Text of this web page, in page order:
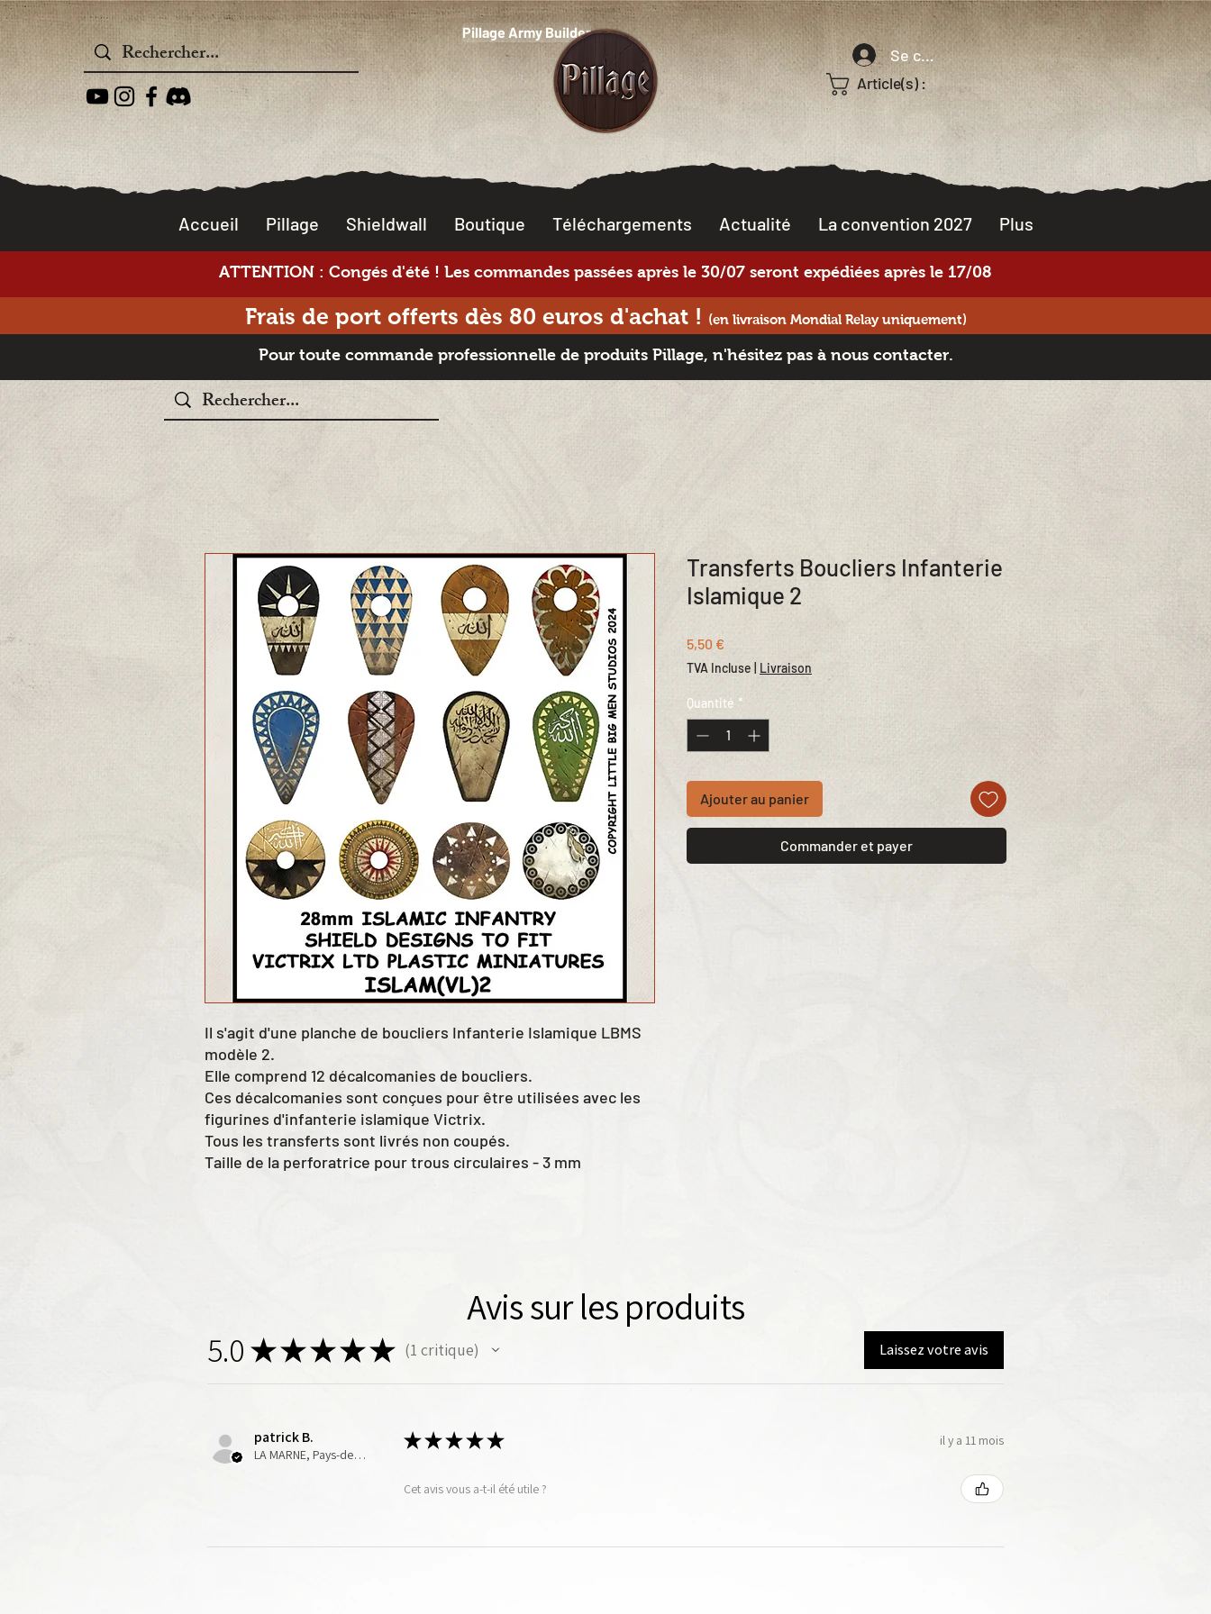
Pillage Army Builder
Se connecter
Article(s) :
Accueil Pillage Shieldwall Boutique Téléchargements Actualité La convention 2027 Plus
ATTENTION : Congés d'été ! Les commandes passées après le 30/07 seront expédiées après le 17/08
Frais de port offerts dès 80 euros d'achat ! (en livraison Mondial Relay uniquement)
Pour toute commande professionnelle de produits Pillage, n'hésitez pas à nous contacter.
Il s'agit d'une planche de boucliers Infanterie Islamique LBMS
modèle 2.
Elle comprend 12 décalcomanies de boucliers.
Ces décalcomanies sont conçues pour être utilisées avec les
figurines d'infanterie islamique Victrix.
Tous les transferts sont livrés non coupés.
Taille de la perforatrice pour trous circulaires - 3 mm
Transferts Boucliers Infanterie
Islamique 2
5,50 €
TVA Incluse Livraison
Quantité *
Ajouter au panier
Commander et payer
Avis sur les produits
5.0 ★★★★★ 1 critique Laissez votre avis
patrick B.
LA MARNE, Pays-de-la-Loire
★★★★★ il y a 11 mois
Cet avis vous a-t-il été utile ?